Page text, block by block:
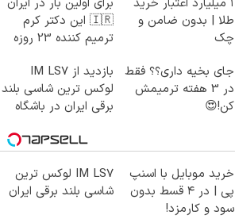
طلا | بدون ضامن و
چک
🇮🇷 این دکتر کرم
ترمیم کننده 23 روزه
جای بخیه داری؟؟ فقط
در 3 هفته ترمیمش
کن!😍
بازدید از IM LS7
لوکس ترین شاسی بلند
برقی ایران در باشگاه
خرید موبایل با اسنپ
پی | در ۴ قسط بدون
سود و کارمزد!
IM LS7 لوکس ترین
شاسی بلند برقی ایران